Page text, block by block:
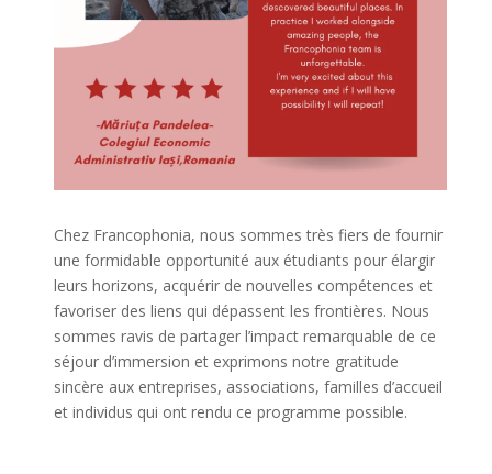
Chez Francophonia, nous sommes très fiers de fournir
une formidable opportunité aux étudiants pour élargir
leurs horizons, acquérirde nouvelles compétences et
favoriserdes liens qui dépassentles frontières. Nous
sommes ravis de partager l’impact remarquable de ce
séjour d’immersion et exprimons notre gratitude
sincère aux entreprises, associations, familles d’accueil
et individus qui ont rendu ce programme possible.